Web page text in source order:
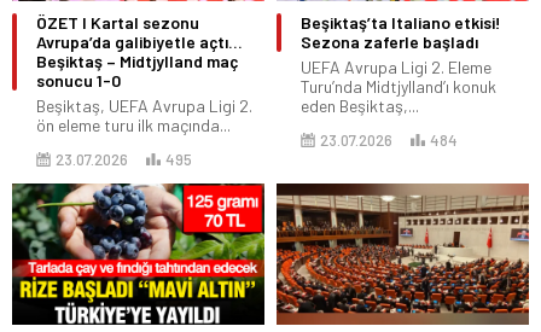
ÖZET I Kartal sezonu
Avrupa’da galibiyetle açtı…
Beşiktaş – Midtjylland maç
sonucu 1-0
Beşiktaş, UEFA Avrupa Ligi 2.
ön eleme turu ilk maçında...
23.07.2026 495
Beşiktaş’ta Italiano etkisi!
Sezona zaferle başladı
UEFA Avrupa Ligi 2. Eleme
Turu’nda Midtjylland’ı konuk
eden Beşiktaş,...
23.07.2026 484